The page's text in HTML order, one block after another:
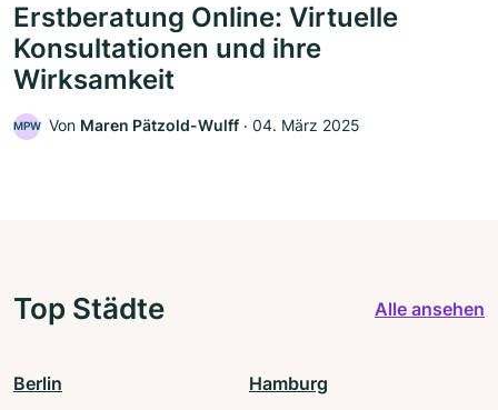
Erstberatung Online: Virtuelle
Konsultationen und ihre
Wirksamkeit
MPW Von Maren Pätzold-Wulff ‧ 04. März 2025
Top Städte Alle ansehen
Berlin Hamburg